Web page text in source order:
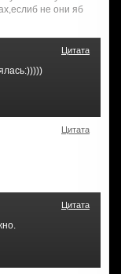
не они яб
Цитата
Цитата
Цитата